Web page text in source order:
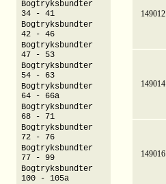
149012
149014
149016
Bogtryksbundter
34 - 41
Bogtryksbundter
42 - 46
Bogtryksbundter
47 - 53
Bogtryksbundter
54 - 63
Bogtryksbundter
64 - 66a
Bogtryksbundter
68 - 71
Bogtryksbundter
72 - 76
Bogtryksbundter
77 - 99
Bogtryksbundter
100 - 105a